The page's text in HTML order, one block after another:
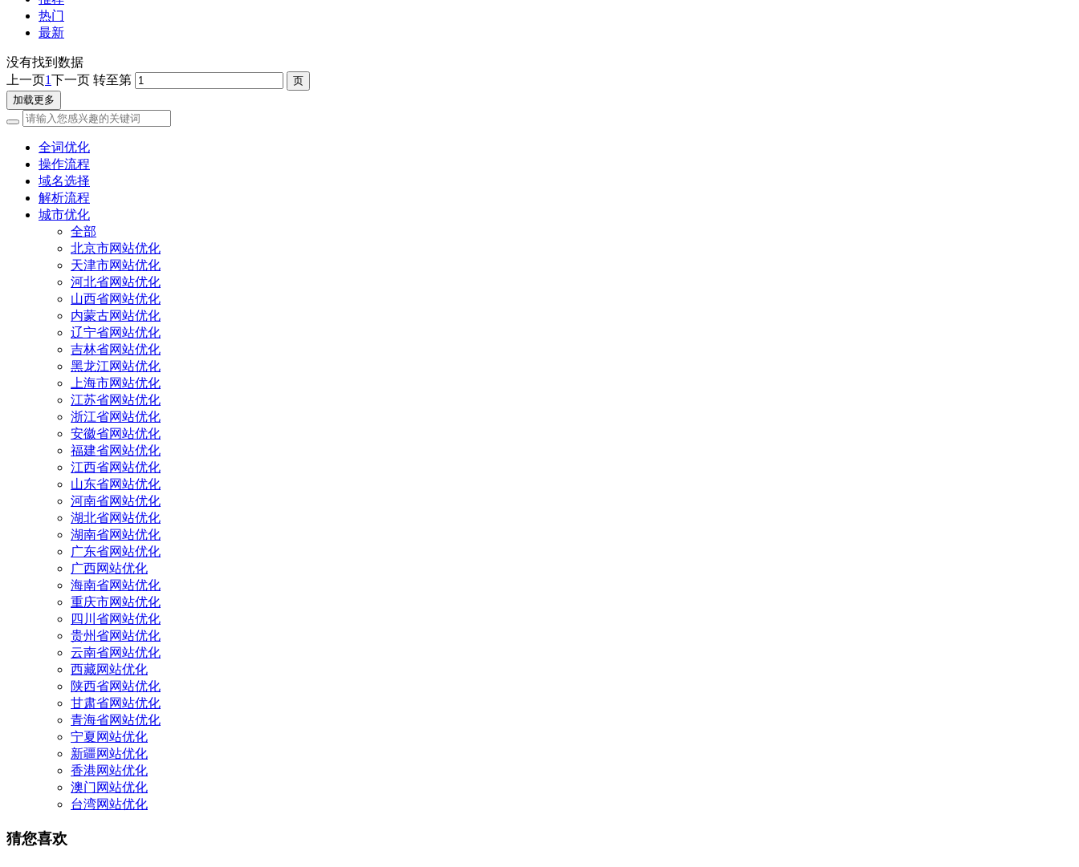
热门
最新
没有找到数据
上一页1下一页 转至第
加载更多
全词优化
操作流程
域名选择
解析流程
城市优化
全部
北京市网站优化
天津市网站优化
河北省网站优化
山西省网站优化
内蒙古网站优化
辽宁省网站优化
吉林省网站优化
黑龙江网站优化
上海市网站优化
江苏省网站优化
浙江省网站优化
安徽省网站优化
福建省网站优化
江西省网站优化
山东省网站优化
河南省网站优化
湖北省网站优化
湖南省网站优化
广东省网站优化
广西网站优化
海南省网站优化
重庆市网站优化
四川省网站优化
贵州省网站优化
云南省网站优化
西藏网站优化
陕西省网站优化
甘肃省网站优化
青海省网站优化
宁夏网站优化
新疆网站优化
香港网站优化
澳门网站优化
台湾网站优化
猜您喜欢